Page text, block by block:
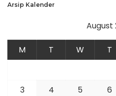
Arsip Kalender
August
M T W T
3
4 5 6